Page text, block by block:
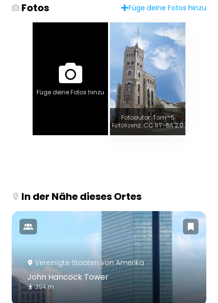
Fotos Füge deine Fotos hinzu
Füge deine Fotos hinzu
Fotoautor: Tom™5
Fotolizenz: CC BY-SA 2.0
In der Nähe dieses Ortes
Vereinigte Staaten von Amerika
John Hancock Tower
394 m